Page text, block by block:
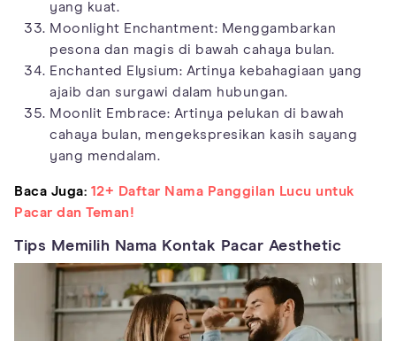
yang kuat.
Moonlight Enchantment: Menggambarkan
pesona dan magis di bawah cahaya bulan.
Enchanted Elysium: Artinya kebahagiaan yang
ajaib dan surgawi dalam hubungan.
Moonlit Embrace: Artinya pelukan di bawah
cahaya bulan, mengekspresikan kasih sayang
yang mendalam.
Baca Juga: 12+ Daftar Nama Panggilan Lucu untuk
Pacar dan Teman!
Tips Memilih Nama Kontak Pacar Aesthetic